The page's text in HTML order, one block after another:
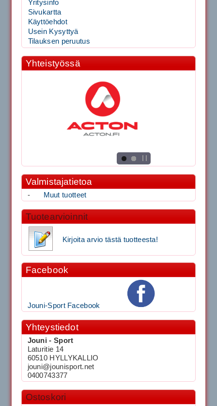
Yritysinfo
Sivukartta
Käyttöehdot
Usein Kysyttyä
Tilauksen peruutus
Yhteistyössä
Valmistajatietoa
- Muut tuotteet
Tuotearvioinnit
Kirjoita arvio tästä tuotteesta!
Facebook
Jouni-Sport Facebook
Yhteystiedot
Jouni - Sport
Laturitie 14
60510 HYLLYKALLIO
jouni@jounisport.net
0400743377
Ostoskori